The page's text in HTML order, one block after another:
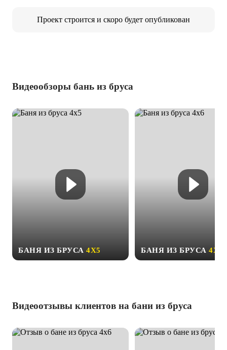
Проект строится и скоро будет опубликован
Видеообзоры бань из бруса
БАНЯ ИЗ БРУСА 4Х5 БАНЯ ИЗ БРУСА 4Х6
Видеоотзывы клиентов на бани из бруса